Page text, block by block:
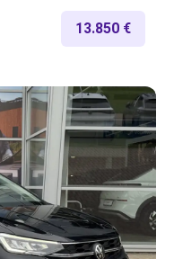
13.850 €